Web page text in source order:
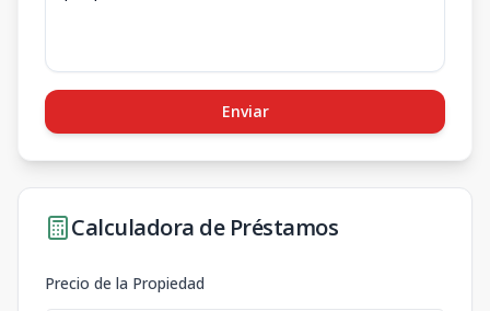
Enviar
Calculadora de Préstamos
Precio de la Propiedad